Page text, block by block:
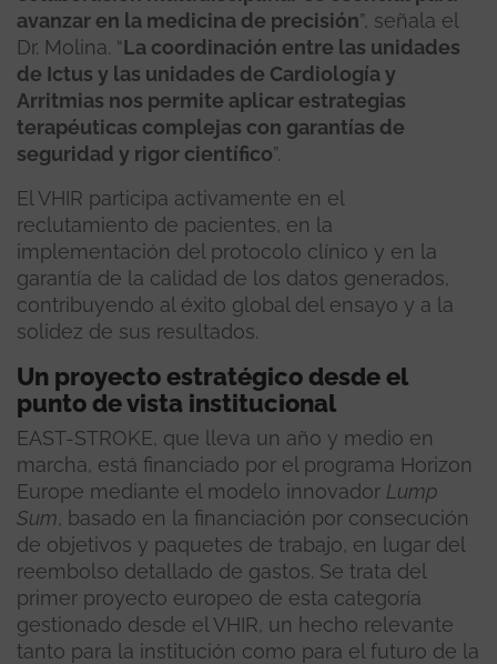
avanzar en la medicina de precisión”, señala el
Dr. Molina. “La coordinación entre las unidades
de Ictus y las unidades de Cardiología y
Arritmias nos permite aplicar estrategias
terapéuticas complejas con garantías de
seguridad y rigor científico”.
El VHIR participa activamente en el
reclutamiento de pacientes, en la
implementación del protocolo clínico y en la
garantía de la calidad de los datos generados,
contribuyendo al éxito global del ensayo y a la
solidez de sus resultados.
Un proyecto estratégico desde el
punto de vista institucional
EAST-STROKE, que lleva un año y medio en
marcha, está financiado por el programa Horizon
Europe mediante el modelo innovador Lump
Sum, basado en la financiación por consecución
de objetivos y paquetes de trabajo, en lugar del
reembolso detallado de gastos. Se trata del
primer proyecto europeo de esta categoría
gestionado desde el VHIR, un hecho relevante
tanto para la institución como para el futuro de la